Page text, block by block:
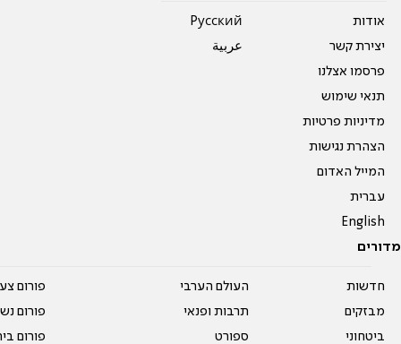
אודות
יצירת קשר
פרסמו אצלנו
תנאי שימוש
מדיניות פרטיות
הצהרת נגישות
המייל האדום
עברית
English
Pусский
عربية
מדורים
חדשות
מבזקים
ביטחוני
העולם הערבי
תרבות ופנאי
ספורט
פורום
פורום
פורום